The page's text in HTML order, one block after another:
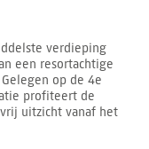
verdieping
een resortachtige
op de 4e
profiteert de
uitzicht vanaf het